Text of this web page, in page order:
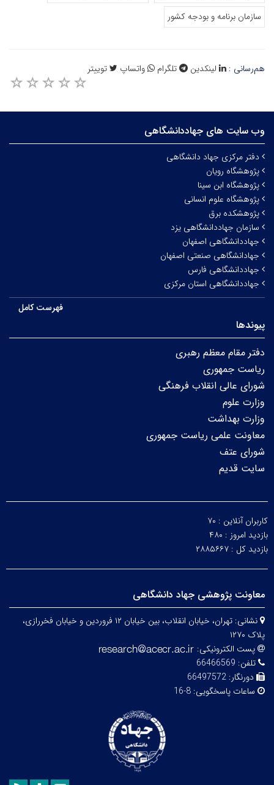
سازمان برنامه و بودجه کشور
هم‌رسانی : لینکدین تلگرام واتساپ توییتر
وب سایت های جهاددانشگاهی
دفتر مرکزی جهاد دانشگاهی
پژوهشگاه رویان
پژوهشگاه ابن سینا
پژوهشگاه علوم انسانی
پژوهشکده برق
سازمان جهاددانشگاهی یزد
جهاددانشگاهی اصفهان
جهادانشگاهی صنعتی اصفهان
جهاددانشگاهی فارس
جهاددانشگاهی استان مرکزی
فهرست کامل
پیوندها
دفتر مقام معظم رهبری
ریاست جمهوری
شورای عالی انقلاب فرهنگی
وزارت علوم
وزارت بهداشت
معاونت علمی ریاست جمهوری
شورای عتف
سایت قدیم
کاربران آنلاین : ۷۰
بازدید امروز : ۴۸۰
بازدید کل : ۲۸۸۵۶۶۷
معاونت پژوهشی جهاد دانشگاهی
نشانی:
تهران، خیابان انقلاب، بین خیابان ۱۲ فروردین و خیابان فخررازی،
پلاک ۱۲۷۰
پست الکترونیکی:
تلفن: 66466569
دورنگار: 66497572
ساعات پاسخگویی: 8-16